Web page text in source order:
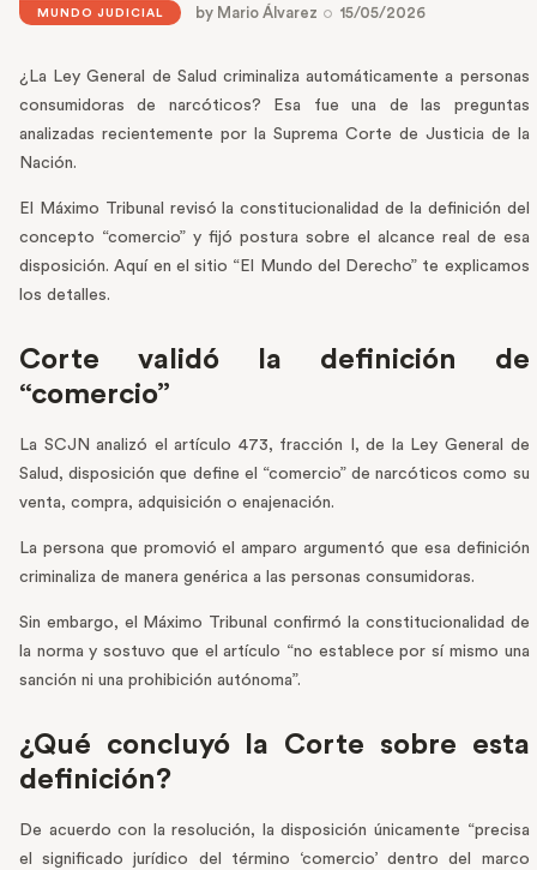
MUNDO JUDICIAL by Mario Álvarez 15/05/2026
¿La Ley General de Salud criminaliza automáticamente a personas
consumidoras de narcóticos? Esa fue una de las preguntas
analizadas recientemente por la Suprema Corte de Justicia de la
Nación.
El Máximo Tribunal revisó la constitucionalidad de la definición del
concepto “comercio” y fijó postura sobre el alcance real de esa
disposición. Aquí en el sitio “El Mundo del Derecho” te explicamos
los detalles.
Corte validó la definición de
“comercio”
La SCJN analizó el artículo 473, fracción I, de la Ley General de
Salud, disposición que define el “comercio” de narcóticos como su
venta, compra, adquisición o enajenación.
La persona que promovió el amparo argumentó que esa definición
criminaliza de manera genérica a las personas consumidoras.
Sin embargo, el Máximo Tribunal confirmó la constitucionalidad de
la norma y sostuvo que el artículo “no establece por sí mismo una
sanción ni una prohibición autónoma”.
¿Qué concluyó la Corte sobre esta
definición?
De acuerdo con la resolución, la disposición únicamente “precisa
el significado jurídico del término ‘comercio’ dentro del marco